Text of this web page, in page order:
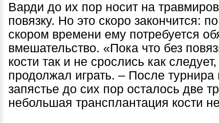
Варди до их пор носит на
повязку. Но это скоро закончится:
скором времени ему потребуется
вмешательство. «Пока что без
кости так и не срослись как
продолжал играть. – После
запястье до сих пор осталось две
небольшая трансплантация кости